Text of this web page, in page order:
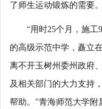
了师生运动锻炼的需要。
“用时25个月，施工9
的高级示范中学，矗立
离不开玉树州委州政府
及相关部门的大力支持
帮助。”青海师范大学附